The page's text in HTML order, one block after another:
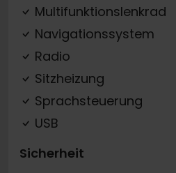
Multifunktionslenkrad
Navigationssystem
Radio
Sitzheizung
Sprachsteuerung
USB
Sicherheit